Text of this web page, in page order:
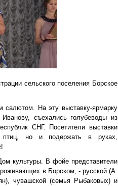
сельского поселения Борское
На эту выставку-ярмарку
съехались голубеводы из
СНГ. Посетители выставки
птиц, но и подержать в руках,
культуры. В фойе представители
в Борском, - русской (А.
чувашской (семья Рыбаковых) и